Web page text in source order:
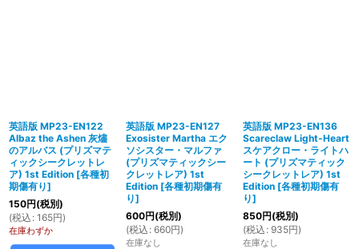
英語版 MP23-EN122
Albaz the Ashen 灰燼
のアルバス (プリズマテ
ィックシークレットレ
ア) 1st Edition [各種初
期傷有り]
150円(税別)
(税込 : 165円)
在庫わずか
英語版 MP23-EN127
Exosister Martha エク
ソシスター・マルファ
(プリズマティックシー
クレットレア) 1st
Edition [各種初期傷有
り]
600円(税別)
(税込 : 660円)
在庫なし
英語版 MP23-EN136
Scareclaw Light-Heart
スケアクロー・ライトハ
ート (プリズマティック
シークレットレア) 1st
Edition [各種初期傷有
り]
850円(税別)
(税込 : 935円)
在庫なし